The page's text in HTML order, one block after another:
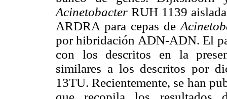
Acinetobacter RUH 1139
ARDRA para cepas de
por hibridación ADN-ADN. El
con los descritos en la
similares a los descritos por
13TU. Recientemente, se han